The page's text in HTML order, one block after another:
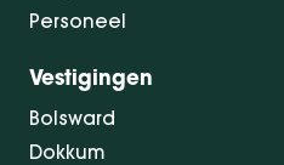
Personeel
Vestigingen
Bolsward
Dokkum